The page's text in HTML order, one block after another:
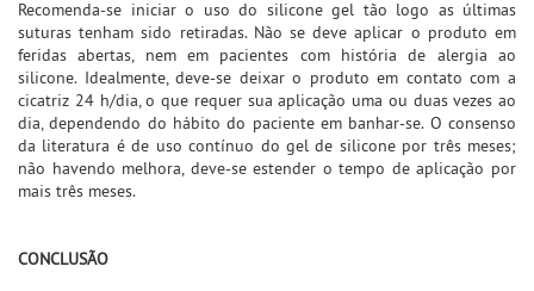
Recomenda-se iniciar o uso do silicone gel tão logo as últimas
suturas tenham sido retiradas. Não se deve aplicar o produto em
feridas abertas, nem em pacientes com história de alergia ao
silicone. Idealmente, deve-se deixar o produto em contato com a
cicatriz 24 h/dia, o que requer sua aplicação uma ou duas vezes ao
dia, dependendo do hábito do paciente em banhar-se. O consenso
da literatura é de uso contínuo do gel de silicone por três meses;
não havendo melhora, deve-se estender o tempo de aplicação por
mais três meses.
CONCLUSÃO